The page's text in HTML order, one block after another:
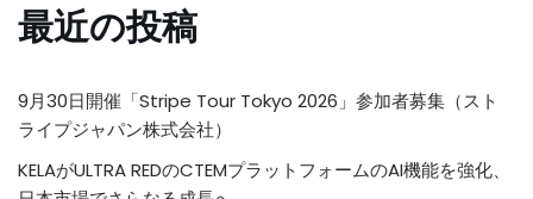
最近の投稿
9月30日開催「Stripe Tour Tokyo 2026」参加者募集（スト
ライプジャパン株式会社）
KELAがULTRA REDのCTEMプラットフォームのAI機能を強化、